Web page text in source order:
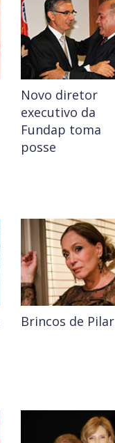
Novo diretor
executivo da
Fundap toma
posse
Brincos de Pilar